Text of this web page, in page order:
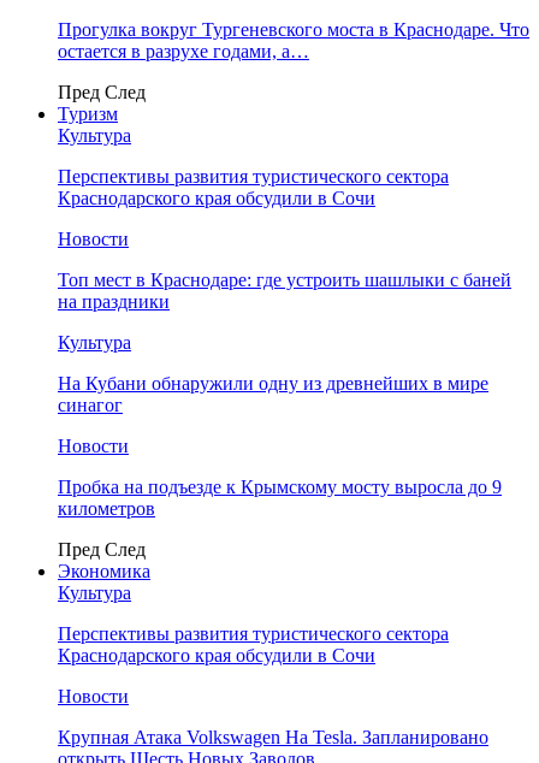
Прогулка вокруг Тургеневского моста в Краснодаре. Что
остается в разрухе годами, а…
Пред След
Туризм
Культура
Перспективы развития туристического сектора
Краснодарского края обсудили в Сочи
Новости
Топ мест в Краснодаре: где устроить шашлыки с баней
на праздники
Культура
На Кубани обнаружили одну из древнейших в мире
синагог
Новости
Пробка на подъезде к Крымскому мосту выросла до 9
километров
Пред След
Экономика
Культура
Перспективы развития туристического сектора
Краснодарского края обсудили в Сочи
Новости
Крупная Атака Volkswagen На Tesla. Запланировано
открыть Шесть Новых Заводов